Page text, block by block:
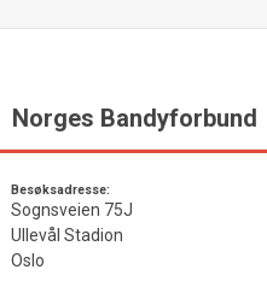
Norges Bandyforbund
Besøksadresse:
Sognsveien 75J
Ullevål Stadion
Oslo